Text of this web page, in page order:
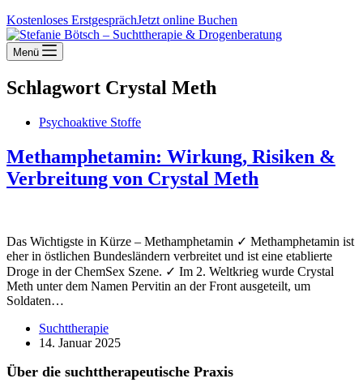
Kostenloses ErstgesprächJetzt online Buchen
Menü
Schlagwort Crystal Meth
Psychoaktive Stoffe
Methamphetamin: Wirkung, Risiken &
Verbreitung von Crystal Meth
Das Wichtigste in Kürze – Methamphetamin ✓ Methamphetamin ist
eher in östlichen Bundesländern verbreitet und ist eine etablierte
Droge in der ChemSex Szene. ✓ Im 2. Weltkrieg wurde Crystal
Meth unter dem Namen Pervitin an der Front ausgeteilt, um
Soldaten…
Suchttherapie
14. Januar 2025
Über die suchttherapeutische Praxis